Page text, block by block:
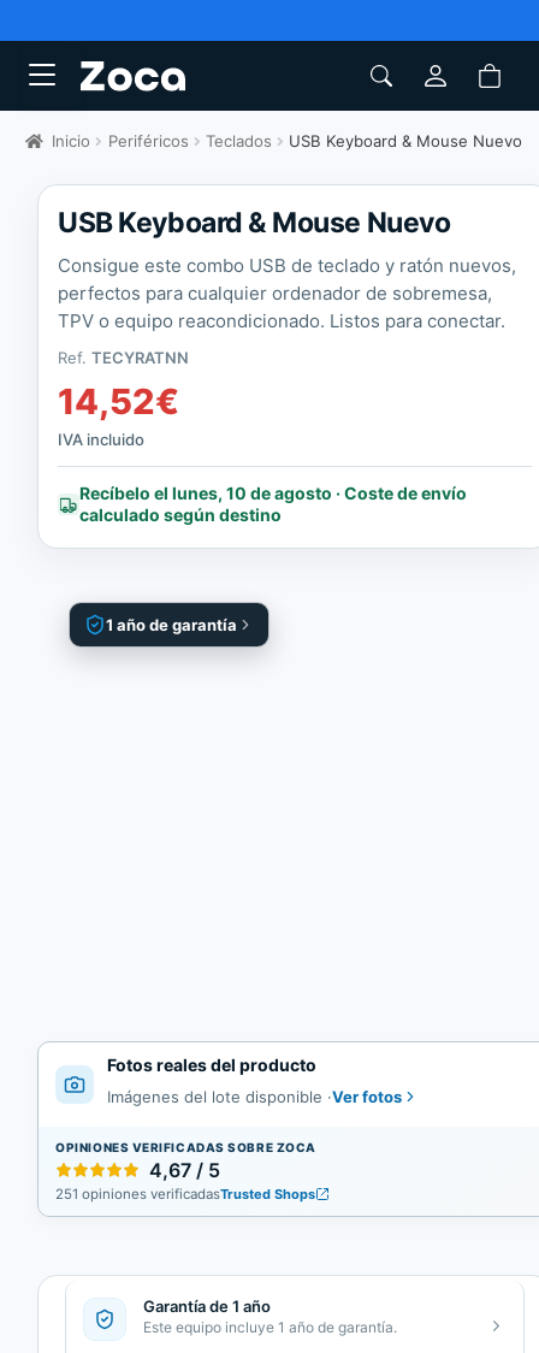
Inicio Periféricos Teclados USB Keyboard & Mouse Nuevo
1 año de garantía
Fotos reales del producto
Imágenes del lote disponible ·Ver fotos
OPINIONES VERIFICADAS SOBRE ZOCA
4,67 / 5
251 opiniones verificadasTrusted Shops
USB Keyboard & Mouse Nuevo
Consigue este combo USB de teclado y ratón nuevos,
perfectos para cualquier ordenador de sobremesa,
TPV o equipo reacondicionado. Listos para conectar.
Ref.TECYRATNN
14,52€
IVA incluido
Recíbelo el lunes, 10 de agosto · Coste de envío
calculado según destino
Garantía de 1 año
Este equipo incluye 1 año de garantía.